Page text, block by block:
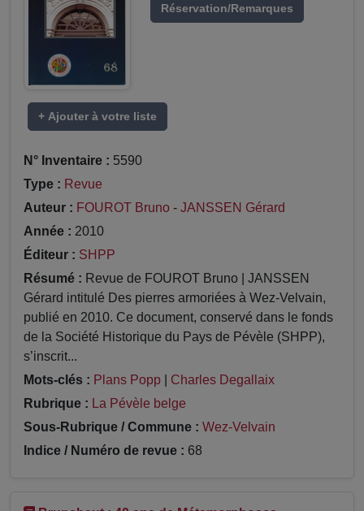
Réservation/Remarques
+ Ajouter à votre liste
N° Inventaire : 5590
Type : Revue
Auteur : FOUROT Bruno - JANSSEN Gérard
Année : 2010
Éditeur : SHPP
Résumé : Revue de FOUROT Bruno | JANSSEN
Gérard intitulé Des pierres armoriées à Wez-Velvain,
publié en 2010. Ce document, conservé dans le fonds
de la Société Historique du Pays de Pévèle (SHPP),
s’inscrit...
Mots-clés : Plans Popp
Charles Degallaix
Rubrique : La Pévèle belge
Sous-Rubrique / Commune : Wez-Velvain
Indice / Numéro de revue : 68